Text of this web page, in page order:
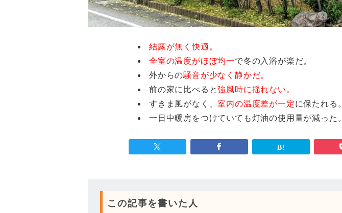
結露が無く快適。
全室の温度がほぼ均一で冬の入浴が楽だ。
外からの騒音が少なく静かだ。
前の家に比べると強風時に揺れない。
すきま風がなく、室内の温度差が一定に保たれる。
一日中暖房をつけていても灯油の使用量が減った。
この記事を書いた人